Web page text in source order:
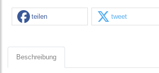
teilen tweet
Beschreibung